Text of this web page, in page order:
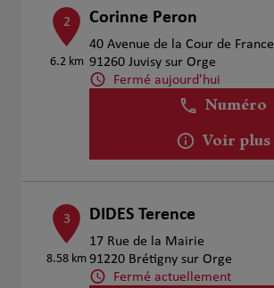
2
6.2 km
Corinne Peron
40 Avenue de la Cour de France
91260 Juvisy sur Orge
Fermé aujourd'hui
Numéro
Voir plus
3
8.58 km
DIDES Terence
17 Rue de la Mairie
91220 Brétigny sur Orge
Fermé actuellement